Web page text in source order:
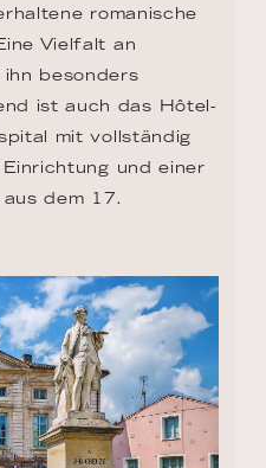
romanische
Vielfalt an
besonders
ist auch das Hôtel-
mit vollständig
und einer
dem 17.